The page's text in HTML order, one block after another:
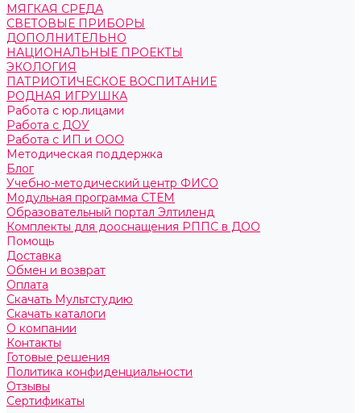
МЯГКАЯ СРЕДА
СВЕТОВЫЕ ПРИБОРЫ
ДОПОЛНИТЕЛЬНО
НАЦИОНАЛЬНЫЕ ПРОЕКТЫ
ЭКОЛОГИЯ
ПАТРИОТИЧЕСКОЕ ВОСПИТАНИЕ
РОДНАЯ ИГРУШКА
Работа с юр.лицами
Работа с ДОУ
Работа с ИП и ООО
Методическая поддержка
Блог
Учебно-методический центр ФИСО
Модульная программа СТЕМ
Образовательный портал Элтиленд
Комплекты для дооснащения РППС в ДОО
Помощь
Доставка
Обмен и возврат
Оплата
Скачать Мультстудию
Скачать каталоги
О компании
Контакты
Готовые решения
Политика конфиденциальности
Отзывы
Сертификаты